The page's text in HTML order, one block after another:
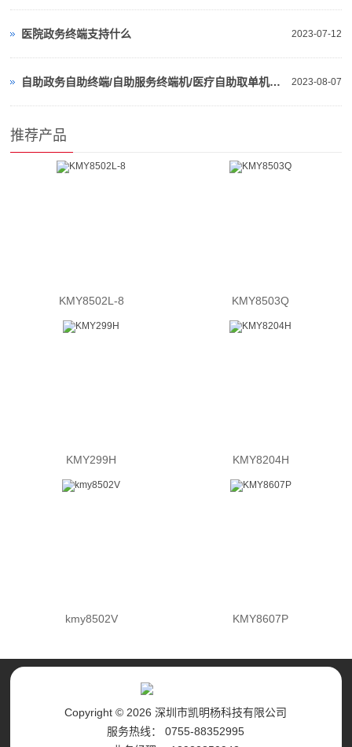
2023-07-12
医院政务终端支持什么
2023-08-07
自助政务自助终端/自助服务终端机/医疗自助取单机是什么
推荐产品
KMY8502L-8 KMY8503Q
KMY299H KMY8204H
kmy8502V KMY8607P
Copyright © 2026 深圳市凯明杨科技有限公司
服务热线： 0755-88352995